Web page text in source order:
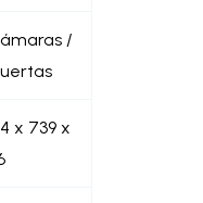
/
x 739 x